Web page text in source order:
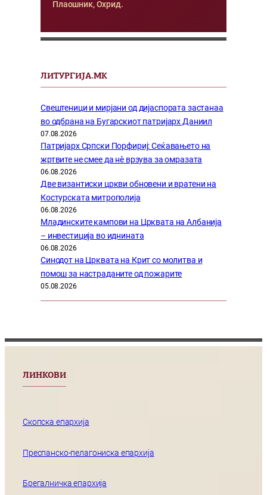
Плаошник, Охрид.
ЛИТУРГИЈА.МК
Свештеници и мирјани од дијаспората застанаа
во одбрана на Бугарскиот патријарх Даниил
07.08.2026
Патријарх Српски Порфириј: Сеќавањето на
жртвите не смее да нѐ врзува за омразата
06.08.2026
Две византиски цркви обновени и вратени на
Костурската митрополија
06.08.2026
Младинските кампови на Црквата на Албанија
– инвестиција во иднината
06.08.2026
Синодот на Црквата на Крит со молитва и
помош за настраданите од пожарите
05.08.2026
ЛИНКОВИ
Скопска епархија
Преспанско-пелагониска епархија
Брегалничка епархија